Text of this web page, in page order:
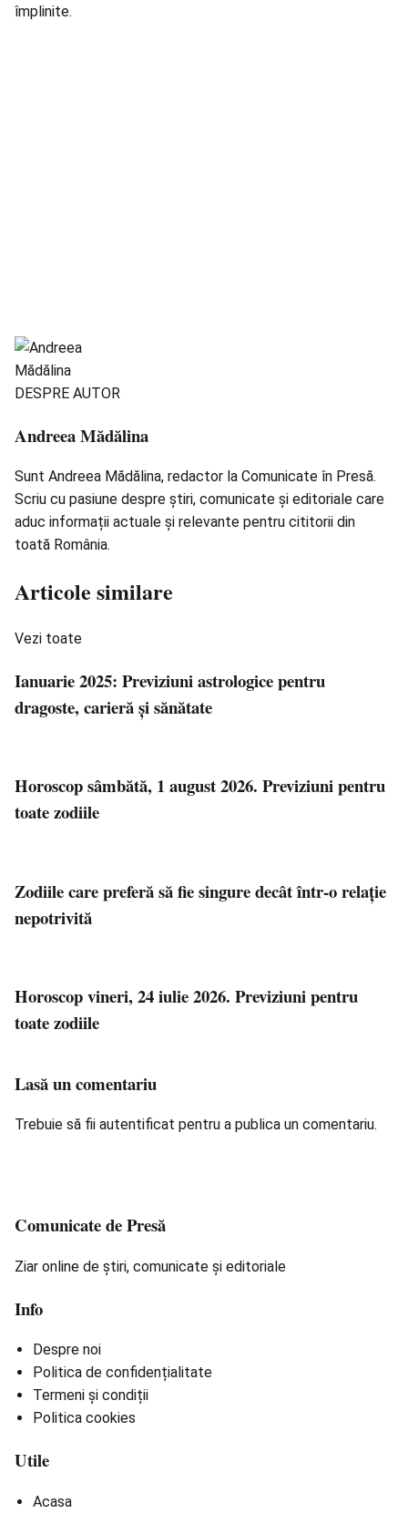
împlinite.
DESPRE AUTOR
Andreea Mădălina
Sunt Andreea Mădălina, redactor la Comunicate în Presă.
Scriu cu pasiune despre știri, comunicate și editoriale care
aduc informații actuale și relevante pentru cititorii din
toată România.
Articole similare
Vezi toate
Ianuarie 2025: Previziuni astrologice pentru
dragoste, carieră și sănătate
Horoscop sâmbătă, 1 august 2026. Previziuni pentru
toate zodiile
Zodiile care preferă să fie singure decât într-o relație
nepotrivită
Horoscop vineri, 24 iulie 2026. Previziuni pentru
toate zodiile
Lasă un comentariu
Trebuie să fii autentificat pentru a publica un comentariu.
Comunicate de Presă
Ziar online de știri, comunicate și editoriale
Info
Despre noi
Politica de confidențialitate
Termeni și condiții
Politica cookies
Utile
Acasa